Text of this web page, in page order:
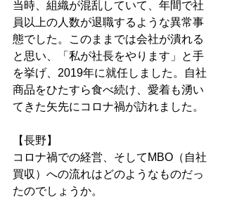
当時、組織が混乱していて、年間で社
員以上の人数が退職するような異常事
態でした。このままでは会社が潰れる
と思い、「私が社長をやります」と手
を挙げ、2019年に就任しました。自社
商品をひたすら食べ続け、愛着も湧い
てきた矢先にコロナ禍が訪れました。
【長野】
コロナ禍での経営、そしてMBO（自社
買収）への流れはどのようなものだっ
たのでしょうか。